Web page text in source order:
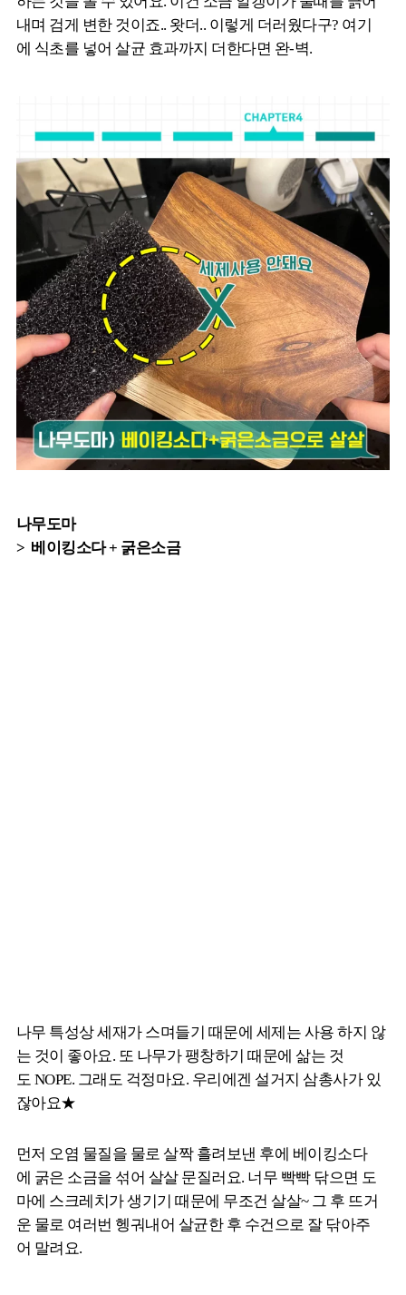
내며 검게 변한 것이죠.. 왓더.. 이렇게 더러웠다구? 여기
에 식초를 넣어 살균 효과까지 더한다면 완-벽.
나무도마
> 베이킹소다 + 굵은소금
나무 특성상 세재가 스며들기 때문에 세제는 사용 하지 않
는 것이 좋아요. 또 나무가 팽창하기 때문에 삶는 것
도 NOPE. 그래도 걱정마요. 우리에겐 설거지 삼총사가 있
잖아요★
먼저 오염 물질을 물로 살짝 흘려보낸 후에 베이킹소다
에 굵은 소금을 섞어 살살 문질러요. 너무 빡빡 닦으면 도
마에 스크레치가 생기기 때문에 무조건 살살~ 그 후 뜨거
운 물로 여러번 헹궈내어 살균한 후 수건으로 잘 닦아주
어 말려요.